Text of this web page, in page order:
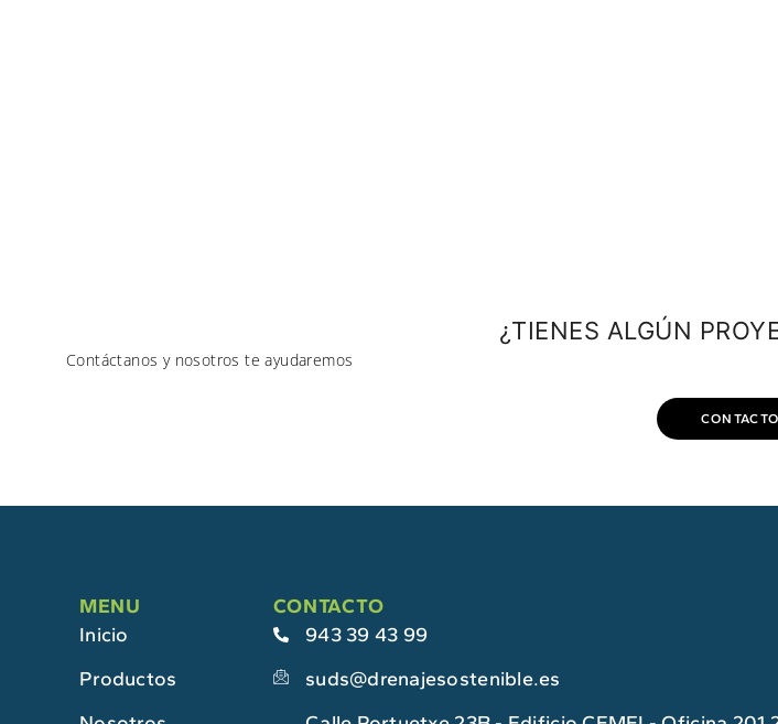
¿TIENES ALGÚN
Contáctanos y nosotros te ayudaremos
CONTACTO
MENU
Inicio
Productos
CONTACTO
943 39 43 99
suds@drenajesostenible.es